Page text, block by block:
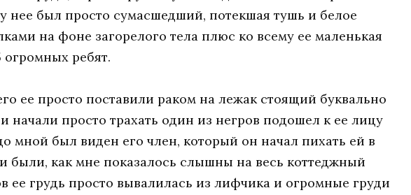
нее был просто сумасшедший, потекшая тушь и белое
на фоне загорелого тела плюс ко всему ее маленькая
огромных ребят.
ее просто поставили раком на лежак стоящий буквально
начали просто трахать один из негров подошел к ее лицу
мной был виден его член, который он начал пихать ей в
были, как мне показалось слышны на весь коттеджный
ее грудь просто вывалилась из лифчика и огромные груди